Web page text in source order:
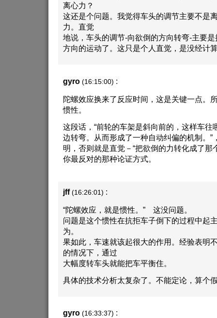
离心力？
这还是个问题。我觉得车头的调节主要不是
力。直觉
地说，车头的调节-向欲倒的方向转弯-主要
方向的运动了。这只是个人直觉，是没经计
gyro (16:15:00) :
陀螺效应换来了反应时间，这是关键一点。
惯性。
这段话，“前轮的车架是斜向前的，这样车往
边转弯。从而形成了一种自动纠偏的机制。”
明，否则就是直觉－“把欲倒的力转化成了那
你最反对的那种论证方式。
jff (16:26:01) :
“陀螺效应，就是惯性。” 这没问题。
问题是这个惯性在抗拒车子倒下的过程中起
为。
果如此，车速就该起很大的作用。经验表明
的情况下，通过
大幅度转车头就能把车平衡住。
具体的技术分析太复杂了。不能定论，算个
gyro (16:33:37) :